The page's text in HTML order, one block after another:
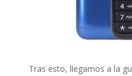
Tras esto, llegamos a la